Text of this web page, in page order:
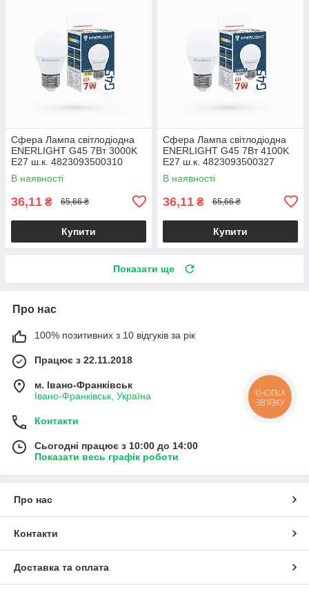
Сфера Лампа світлодіодна
ENERLIGHT G45 7Вт 3000K
E27 ш.к. 4823093500310
19824
В наявності
36,11 ₴ 65,66 ₴
Купити
Сфера Лампа світлодіодна
ENERLIGHT G45 7Вт 4100K
E27 ш.к. 4823093500327
19824
В наявності
36,11 ₴ 65,66 ₴
Купити
Показати ще
Про нас
100% позитивних з 10 відгуків за рік
Працює з 22.11.2018
м. Івано-Франківськ
Івано-Франківськ, Україна
Контакти
Сьогодні працює з 10:00 до 14:00
Показати весь графік роботи
Про нас
Контакти
Доставка та оплата
КНОПКА
ЗВ'ЯЗКУ